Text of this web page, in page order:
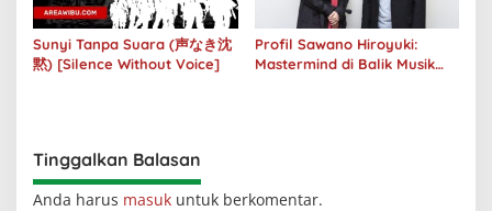
Sunyi Tanpa Suara (声なき沈
黙) [Silence Without Voice]
Profil Sawano Hiroyuki:
Mastermind di Balik Musik
Tinggalkan Balasan
Anda harus masuk untuk berkomentar.